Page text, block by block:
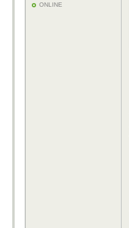
ONLINE